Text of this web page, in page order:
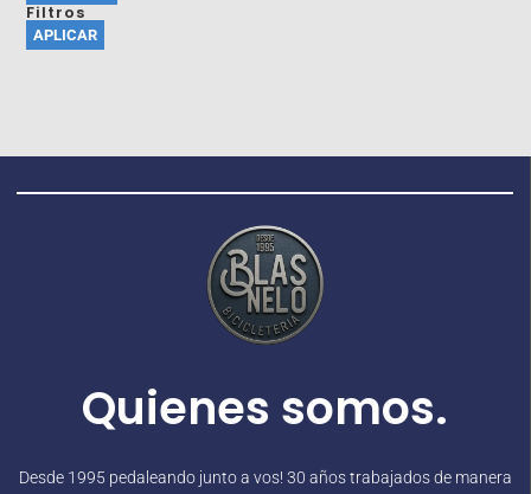
Filtros
APLICAR
Quienes somos.
Desde 1995 pedaleando junto a vos! 30 años trabajados de manera